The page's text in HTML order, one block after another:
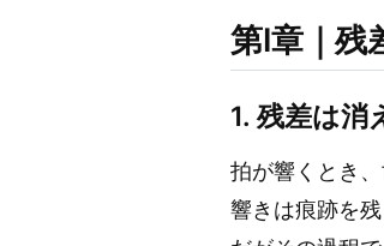
第Ⅰ章｜
1. 残差は消
拍が響くとき
響きは痕跡を